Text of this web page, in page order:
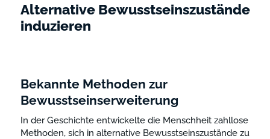
Alternative Bewusstseinszustände
induzieren
Bekannte Methoden zur
Bewusstseinserweiterung
In der Geschichte entwickelte die Menschheit zahllose
Methoden, sich in alternative Bewusstseinszustände zu